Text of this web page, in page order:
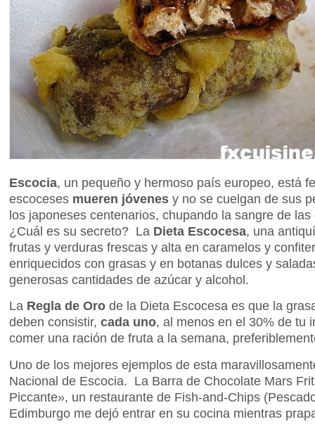
Escocia, un pequeño y hermoso país europeo, está
escoceses mueren jóvenes y no se cuelgan de sus
los japoneses centenarios, chupando la sangre de
¿Cuál es su secreto? La Dieta Escocesa, una
frutas y verduras frescas y alta en caramelos y
enriquecidos con grasas y en botanas dulces y
generosas cantidades de azúcar y alcohol.
La Regla de Oro de la Dieta Escocesa es que la
deben consistir, cada uno, al menos en el 30% de tu
comer una ración de fruta a la semana,
Uno de los mejores ejemplos de esta
Nacional de Escocia. La Barra de Chocolate Mars
Piccante», un restaurante de Fish-and-Chips
Edimburgo me dejó entrar en su cocina mientras